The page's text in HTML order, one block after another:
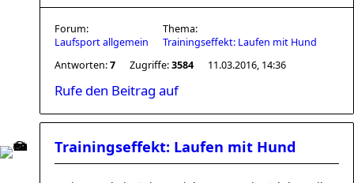
Forum:
Laufsport allgemein
Thema:
Trainingseffekt: Laufen mit Hund
Antworten:7 Zugriffe:3584 11.03.2016, 14:36
Rufe den Beitrag auf
Trainingseffekt: Laufen mit Hund